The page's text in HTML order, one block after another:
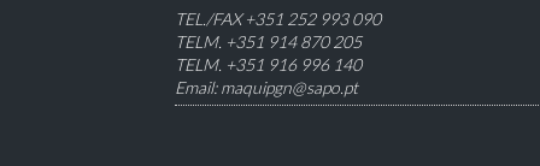
TEL./FAX +351 252 993 090
TELM. +351 914 870 205
TELM. +351 916 996 140
Email: maquipgn@sapo.pt